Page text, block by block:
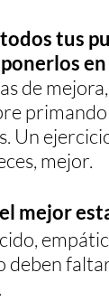
tus
de
Un
mejor.
mejor
deben